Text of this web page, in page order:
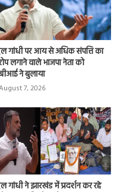
गांधी पर आय से अधिक संपत्ति का
लगाने वाले भाजपा नेता को
ने बुलाया
7, 2026
गांधी ने झारखंड में प्रदर्शन कर रहे